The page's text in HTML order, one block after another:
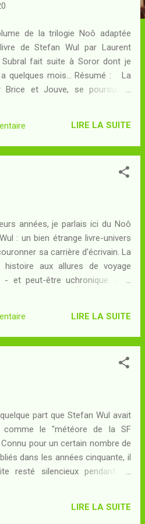
de la trilogie Noô adaptée
de Stefan Wul par Laurent
fait suite à Soror dont je
quelques mois... Résumé : La
Brice et Jouve, se poursuit à
ne sont pas sans alliés, ils vont
une zone noô-active : quoi
les esprits et rendre fous
après ce territoire hostile,
mer, se trouve le bastion des
l'un des vieux amis de Jouve
son mentor pour conduire la
son terme : le gouvernement du
de crimes odieux, va-t-il enfin
Deméril a théorisée ? Soror est
LIRE LA SUITE
années, je parlais ici du Noô
: un bien étrange livre-univers
sa carrière d'écrivain. La
histoire aux allures de voyage
- et peut-être uchronique - de
personnes plus instruites
les genres de l'imaginaire - à
en particulier dans sa thèse
voir Noô connaître une
au travail de scénarisation du
Résumé : Quand Brice se
pour découvrir que ses derniers
Brésil se trouvent désormais à
lumière de distance... Un
lui a fait traverser l'espace
LIRE LA SUITE
part que Stefan Wul avait
comme le "météore de la SF
pour un certain nombre de
dans les années cinquante, il
resté silencieux pendant de
car Wul est décédé dans les
LIRE LA SUITE